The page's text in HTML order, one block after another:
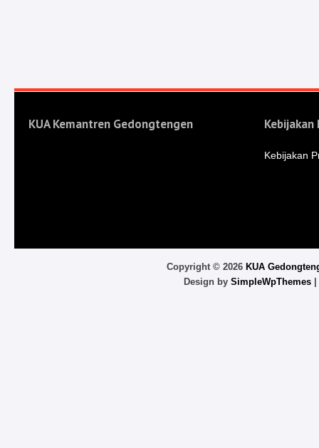
KUA Kemantren Gedongtengen Kebijakan
Kebijakan
Copyright © 2026 KUA
Design by SimpleWpThemes |